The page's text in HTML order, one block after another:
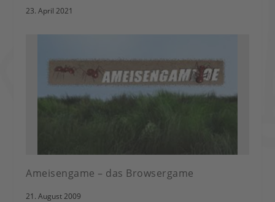
23. April 2021
Ameisengame – das Browsergame
21. August 2009